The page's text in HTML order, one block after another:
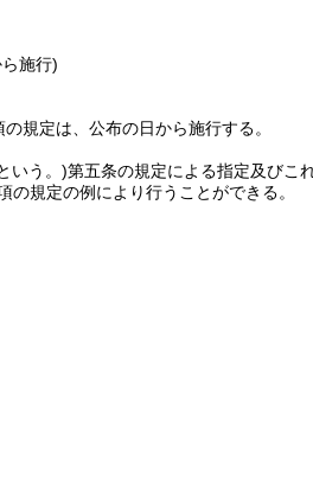
施行)
規定は、公布の日から施行する。
いう。)第五条の規定による指定及びこ
規定の例により行うことができる。